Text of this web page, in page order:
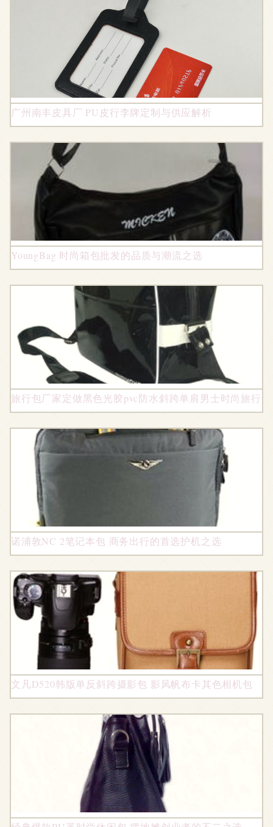
广州南丰皮具厂 PU皮行李牌定制与供应解析
YoungBag 时尚箱包批发的品质与潮流之选
旅行包厂家定做黑色光胶pvc防水斜跨单肩男士时尚旅行
诺浦敦NC 2笔记本包 商务出行的首选护机之选
文凡D520韩版单反斜跨摄影包 影风帆布卡其色相机包